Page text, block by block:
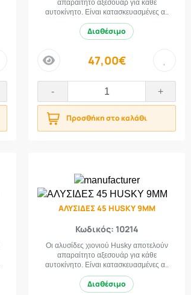
απαραίτητο αξεσουάρ για κάθε
αυτοκίνητο. Είναι κατασκευασμένες α..
Διαθέσιμο
price 47,00€
- +
Προσθήκη στο καλάθι
ΑΛΥΣΙΔΕΣ 45 HUSKY 9MM
Κωδικός: 10214
Οι αλυσίδες χιονιού Husky αποτελούν
απαραίτητο αξεσουάρ για κάθε
αυτοκίνητο. Είναι κατασκευασμένες α..
Διαθέσιμο